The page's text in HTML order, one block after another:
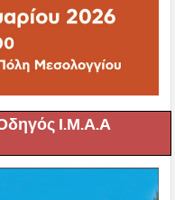
Ι.Μ.Α.Α